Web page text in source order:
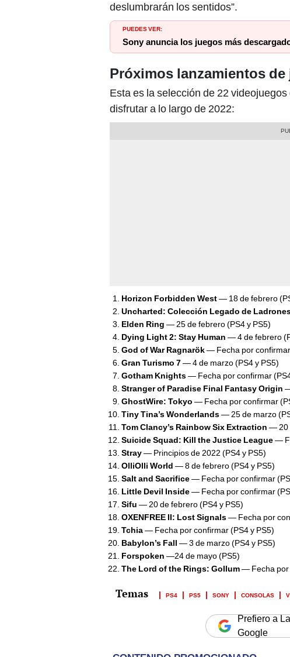
deslumbrarán los sentidos”.
PUEDES VER:
Sony anuncia los juegos más
Próximos lanzamientos de
Esta es la selección de 22
disfrutar a lo largo de 2022:
Horizon Forbidden West— 18 de febrero
Uncharted: Colección Legado de
Elden Ring — 25 de febrero (PS4 y PS5)
Dying Light 2: Stay Human — 4 de febrero
God of War Ragnarök— Fecha por
Gran Turismo 7— 4 de marzo (PS4 y PS5)
Gotham Knights— Fecha por confirmar
Stranger of Paradise Final Fantasy Origin
GhostWire: Tokyo — Fecha por confirmar
Tiny Tina’s Wonderlands— 25 de marzo
Tom Clancy’s Rainbow Six Extraction — 20
Suicide Squad: Kill the Justice League—
Stray— Principios de 2022 (PS4 y PS5)
OlliOlli World — 8 de febrero (PS4 y PS5)
Salt and Sacrifice— Fecha por confirmar
Little Devil Inside— Fecha por confirmar
Sifu — 20 de febrero (PS4 y PS5)
OXENFREE II: Lost Signals— Fecha por
Tchia— Fecha por confirmar (PS4 y PS5)
Babylon’s Fall — 3 de marzo (PS4 y PS5)
Forspoken —24 de mayo (PS5)
The Lord of the Rings: Gollum— Fecha por
PS4 PS5 SONY CONSOLAS
Prefiero a
Google